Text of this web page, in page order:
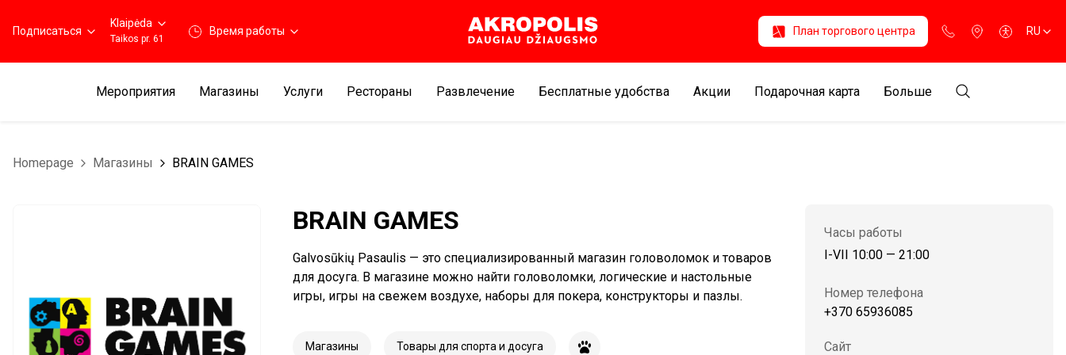
Подписаться
Klaipėda
Taikos pr. 61
Время работы План торгового центра RU
Мероприятия Магазины Услуги Рестораны Развлечение Бесплатные удобства Aкции Подарочная карта Больше
Homepage Магазины BRAIN GAMES
BRAIN GAMES
Galvosūkių Pasaulis — это специализированный магазин головоломок и товаров
для досуга. В магазине можно найти головоломки, логические и настольные
игры, игры на свежем воздухе, наборы для покера, конструкторы и пазлы.
Магазины Товары для спорта и досуга
Часы работы
I-VII 10:00 — 21:00
Номер телефона
+370 65936085
Сайт